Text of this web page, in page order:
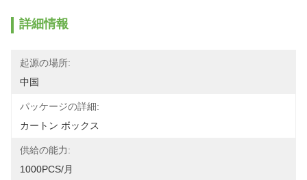
詳細情報
起源の場所:
中国
パッケージの詳細:
カートン ボックス
供給の能力:
1000PCS/月